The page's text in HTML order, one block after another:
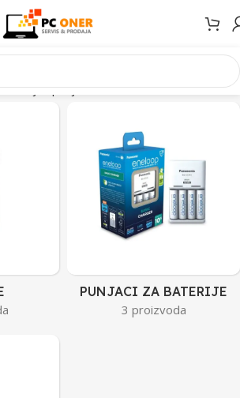
Baterije i punjaci Stranica 2
PUNJACI ZA BATERIJE
3 proizvoda